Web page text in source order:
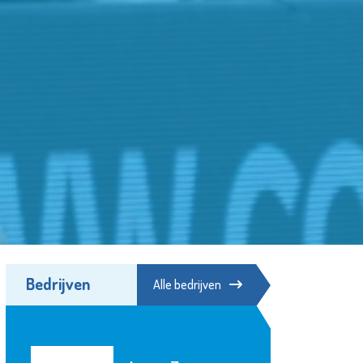
Bedrijven Alle bedrijven